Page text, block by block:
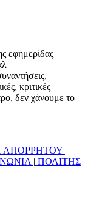
εφημερίδας
κριτικές
δεν χάνουμε το
ΑΠΟΡΡΗΤΟΥ |
| ΠΟΛΙΤΗΣ